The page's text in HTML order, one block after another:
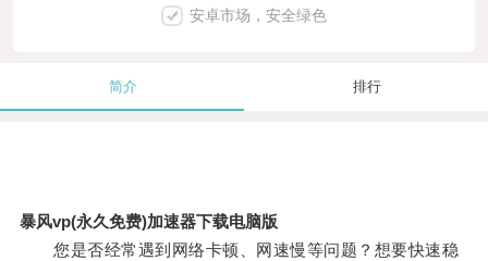
安卓市场，安全绿色
简介 排行
暴风vp(永久免费)加速器下载电脑版
您是否经常遇到网络卡顿、网速慢等问题？想要快速稳